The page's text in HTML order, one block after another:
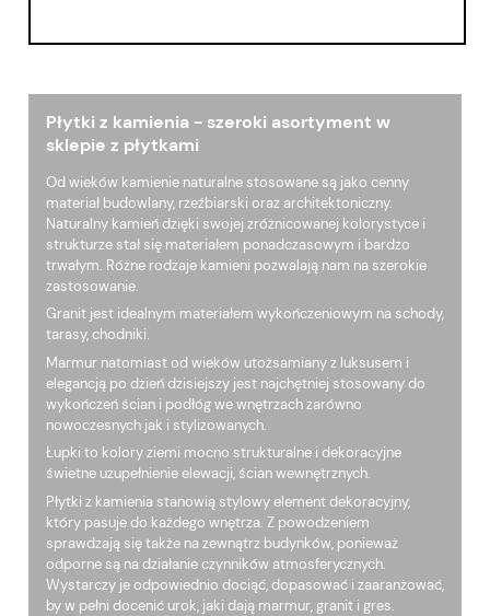
Płytki z kamienia - szeroki asortyment w
sklepie z płytkami
Od wieków kamienie naturalne stosowane są jako cenny
materiał budowlany, rzeźbiarski oraz architektoniczny.
Naturalny kamień dzięki swojej zróżnicowanej kolorystyce i
strukturze stał się materiałem ponadczasowym i bardzo
trwałym. Różne rodzaje kamieni pozwalają nam na szerokie
zastosowanie.
Granit jest idealnym materiałem wykończeniowym na schody,
tarasy, chodniki.
Marmur natomiast od wieków utożsamiany z luksusem i
elegancją po dzień dzisiejszy jest najchętniej stosowany do
wykończeń ścian i podłóg we wnętrzach zarówno
nowoczesnych jak i stylizowanych.
Łupki to kolory ziemi mocno strukturalne i dekoracyjne
świetne uzupełnienie elewacji, ścian wewnętrznych.
Płytki z kamienia stanowią stylowy element dekoracyjny,
który pasuje do każdego wnętrza. Z powodzeniem
sprawdzają się także na zewnątrz budynków, ponieważ
odporne są na działanie czynników atmosferycznych.
Wystarczy je odpowiednio dociąć, dopasować i zaaranżować,
by w pełni docenić urok, jaki dają marmur, granit i gres.